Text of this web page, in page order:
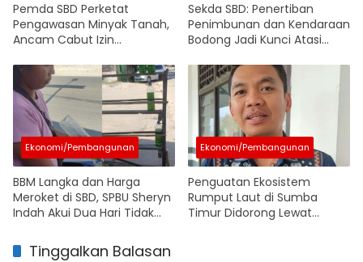
Pemda SBD Perketat
Pengawasan Minyak Tanah,
Ancam Cabut Izin
Sekda SBD: Penertiban
Penimbunan dan Kendaraan
Bodong Jadi Kunci Atasi
Ekonomi/Pembangunan
BBM Langka dan Harga
Meroket di SBD, SPBU Sheryn
Indah Akui Dua Hari Tidak
Gangguan Alat
Ekonomi/Pembangunan
Penguatan Ekosistem
Rumput Laut di Sumba
Timur Didorong Lewat
Tinggalkan Balasan